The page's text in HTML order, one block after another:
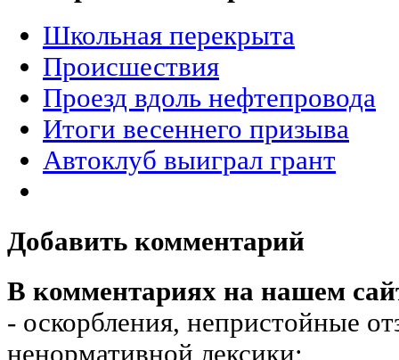
Школьная перекрыта
Происшествия
Проезд вдоль нефтепровода
Итоги весеннего призыва
Автоклуб выиграл грант
Добавить комментарий
В комментариях на нашем
- оскорбления, непристойные